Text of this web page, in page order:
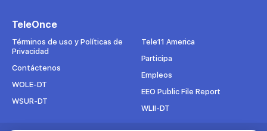
pestañapestañapestañapestaña
TeleOnce
Términos de uso y Políticas de
Privacidad
Contáctenos
WOLE-DT
WSUR-DT
Tele11 America
Participa
Empleos
EEO Public File Report
WLII-DT